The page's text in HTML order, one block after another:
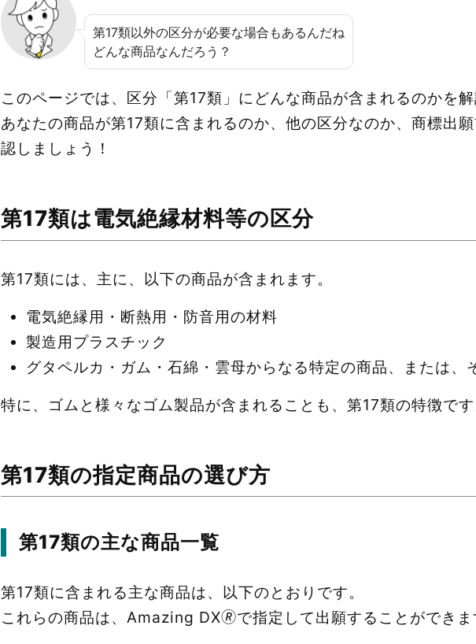
第17類以外の区分が必要な場合もあるんだね
どんな商品なんだろう？
このページでは、区分「第17類」にどんな商品が含まれるのかを解
あなたの商品が第17類に含まれるのか、他の区分なのか、商標出
認しましょう！
第17類は電気絶縁材料等の区分
第17類には、主に、以下の商品が含まれます。
電気絶縁用・断熱用・防音用の材料
製造用プラスチック
グタペルカ・ガム・石綿・雲母からなる特定の商品、または、
特に、ゴムと様々なゴム製品が含まれることも、第17類の特徴です
第17類の指定商品の選び方
第17類の主な商品一覧
第17類に含まれる主な商品は、以下のとおりです。
これらの商品は、Amazing DX🄬で指定して出願することができま